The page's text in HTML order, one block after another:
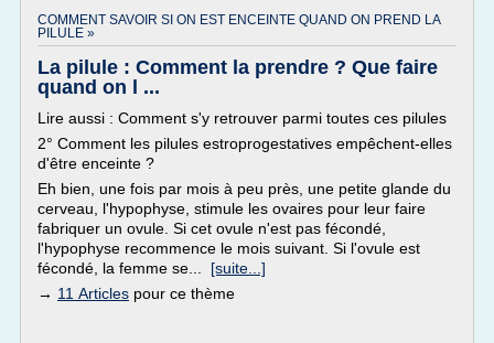
COMMENT SAVOIR SI ON EST ENCEINTE QUAND ON PREND LA
PILULE »
La pilule : Comment la prendre ? Que faire
quand on l ...
Lire aussi : Comment s'y retrouver parmi toutes ces pilules
2° Comment les pilules estroprogestatives empêchent-elles
d'être enceinte ?
Eh bien, une fois par mois à peu près, une petite glande du
cerveau, l'hypophyse, stimule les ovaires pour leur faire
fabriquer un ovule. Si cet ovule n'est pas fécondé,
l'hypophyse recommence le mois suivant. Si l'ovule est
fécondé, la femme se... [suite...]
→ 11 Articles pour ce thème